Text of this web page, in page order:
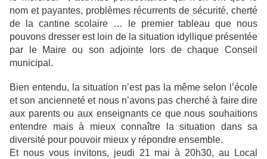
nom et payantes, problèmes récurrents de sécurité, cherté
de la cantine scolaire … le premier tableau que nous
pouvons dresser est loin de la situation idyllique présentée
par le Maire ou son adjointe lors de chaque Conseil
municipal.
Bien entendu, la situation n’est pas la même selon l’école
et son ancienneté et nous n’avons pas cherché à faire dire
aux parents ou aux enseignants ce que nous souhaitions
entendre mais à mieux connaître la situation dans sa
diversité pour pouvoir mieux y répondre ensemble.
Et nous vous invitons, jeudi 21 mai à 20h30, au Local